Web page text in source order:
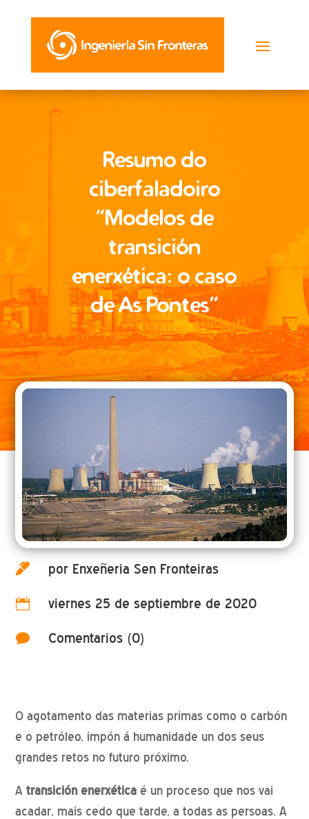
Resumo do
ciberfaladoiro
“Modelos de
transición
enerxética: o caso
de As Pontes”
 por Enxeñeria Sen Fronteiras
 viernes 25 de septiembre de 2020
 Comentarios (0)
O agotamento das materias primas como o carbón
e o petróleo, impón á humanidade un dos seus
grandes retos no futuro próximo.
Atransición enerxética é un proceso que nos vai
acadar, mais cedo que tarde, a todas as persoas. A